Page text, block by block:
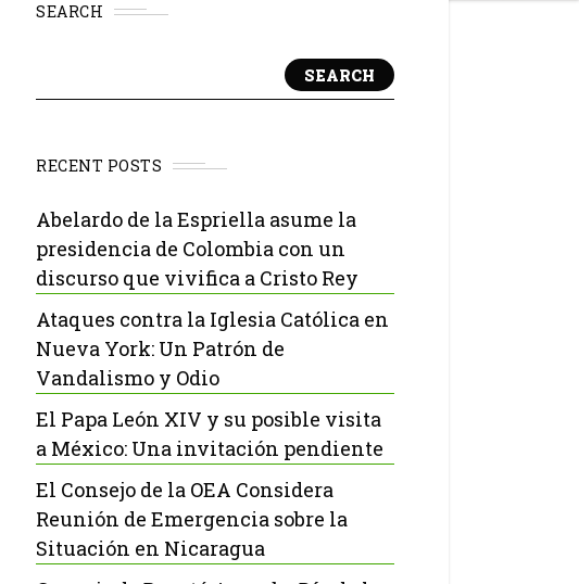
SEARCH
SEARCH
RECENT POSTS
Abelardo de la Espriella asume la
presidencia de Colombia con un
discurso que vivifica a Cristo Rey
Ataques contra la Iglesia Católica en
Nueva York: Un Patrón de
Vandalismo y Odio
El Papa León XIV y su posible visita
a México: Una invitación pendiente
El Consejo de la OEA Considera
Reunión de Emergencia sobre la
Situación en Nicaragua